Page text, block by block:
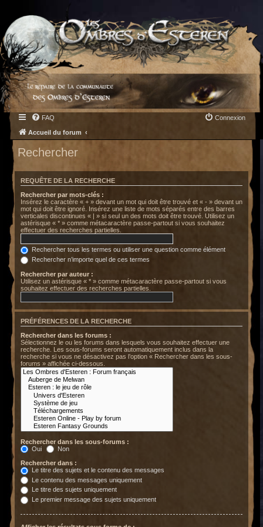
FAQ Connexion
Accueil du forum
Rechercher
REQUÊTE DE LA RECHERCHE
Rechercher par mots-clés :
Insérez le caractère « + » devant un mot qui doit être trouvé et « - » devant un
mot qui doit être ignoré. Insérez une liste de mots séparés entre des barres
verticales discontinues « | » si seul un des mots doit être trouvé. Utilisez un
astérisque « * » comme métacaractère passe-partout si vous souhaitez
effectuer des recherches partielles.
Rechercher tous les termes ou utiliser une question comme élément
Rechercher n’importe quel de ces termes
Rechercher par auteur :
Utilisez un astérisque « * » comme métacaractère passe-partout si vous
souhaitez effectuer des recherches partielles.
PRÉFÉRENCES DE LA RECHERCHE
Rechercher dans les forums :
Sélectionnez le ou les forums dans lesquels vous souhaitez effectuer une
recherche. Les sous-forums seront automatiquement inclus dans la
recherche si vous ne désactivez pas l’option « Rechercher dans les sous-
forums » affichée ci-dessous.
Rechercher dans les sous-forums :
Oui
Non
Rechercher dans :
Le titre des sujets et le contenu des messages
Le contenu des messages uniquement
Le titre des sujets uniquement
Le premier message des sujets uniquement